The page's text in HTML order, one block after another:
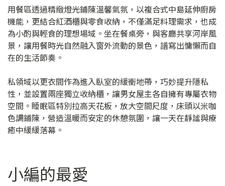
用餐區透過精緻燈光鋪陳溫馨氣氛，以複合式中島延伸廚房
機能，更結合紅酒櫃與零食收納，不僅滿足料理需求，也成
為小酌與輕食的理想場域。坐在餐桌旁，與客廳共享河岸風
景，讓用餐時光自然融入窗外流動的景色，譜寫出慵懶而自
在的生活節奏。
私領域以更衣間作為進入臥室的緩衝地帶，巧妙提升隱私
性，並設置兩座獨立收納櫃，讓男女屋主各自擁有專屬衣物
空間。睡眠區特別拉高天花板，放大空間尺度，床頭以米咖
色調鋪陳，營造溫暖而安定的休憩氛圍，讓一天在靜謐與療
癒中緩緩落幕。
小編的最愛